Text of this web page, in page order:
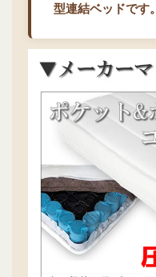
型連結ベッドです。